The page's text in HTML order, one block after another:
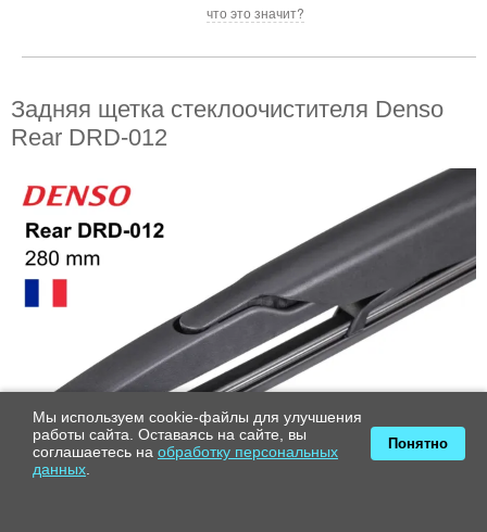
что это значит?
Задняя щетка стеклоочистителя Denso
Rear DRD-012
Мы используем cookie-файлы для улучшения
работы сайта. Оставаясь на сайте, вы
соглашаетесь на обработку персональных
данных
Понятно